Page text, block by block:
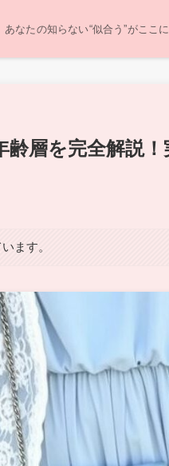
あなたの知らない“似合う”がここに
層を完全解説
ます。